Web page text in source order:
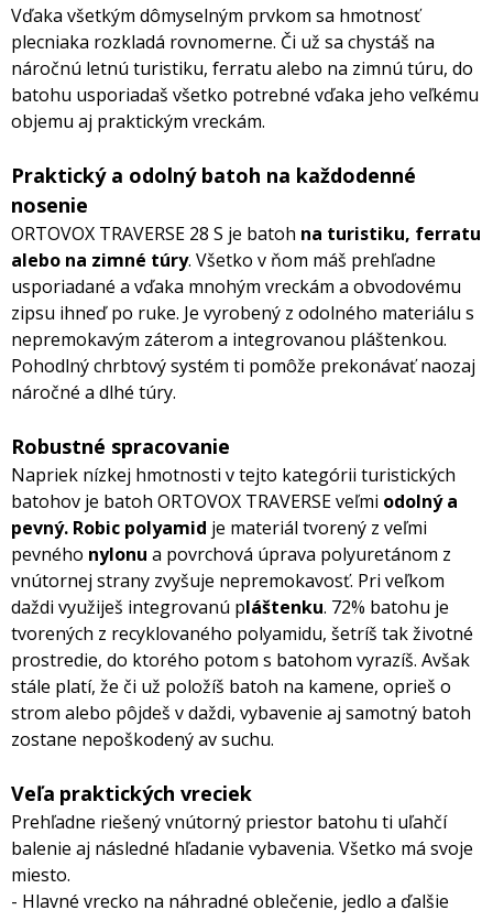
Vďaka všetkým dômyselným prvkom sa hmotnosť
plecniaka rozkladá rovnomerne. Či už sa chystáš na
náročnú letnú turistiku, ferratu alebo na zimnú túru, do
batohu usporiadaš všetko potrebné vďaka jeho veľkému
objemu aj praktickým vreckám.
Praktický a odolný batoh na každodenné
nosenie
ORTOVOX TRAVERSE 28 S je batoh na turistiku, ferratu
alebo na zimné túry. Všetko v ňom máš prehľadne
usporiadané a vďaka mnohým vreckám a obvodovému
zipsu ihneď po ruke. Je vyrobený z odolného materiálu s
nepremokavým záterom a integrovanou pláštenkou.
Pohodlný chrbtový systém ti pomôže prekonávať naozaj
náročné a dlhé túry.
Robustné spracovanie
Napriek nízkej hmotnosti v tejto kategórii turistických
batohov je batoh ORTOVOX TRAVERSE veľmi odolný a
pevný. Robic polyamid je materiál tvorený z veľmi
pevného nylonu a povrchová úprava polyuretánom z
vnútornej strany zvyšuje nepremokavosť. Pri veľkom
daždi využiješ integrovanú pláštenku. 72% batohu je
tvorených z recyklovaného polyamidu, šetríš tak životné
prostredie, do ktorého potom s batohom vyrazíš. Avšak
stále platí, že či už položíš batoh na kamene, oprieš o
strom alebo pôjdeš v daždi, vybavenie aj samotný batoh
zostane nepoškodený av suchu.
Veľa praktických vreciek
Prehľadne riešený vnútorný priestor batohu ti uľahčí
balenie aj následné hľadanie vybavenia. Všetko má svoje
miesto.
- Hlavné vrecko na náhradné oblečenie, jedlo a ďalšie